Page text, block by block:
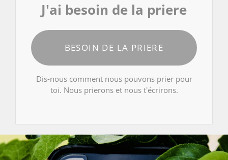
J'ai besoin de la priere
BESOIN DE LA PRIERE
Dis-nous comment nous pouvons prier pour
toi. Nous prierons et nous t'écrirons.